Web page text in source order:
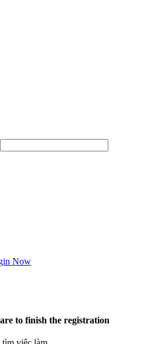
Now
to finish the registration